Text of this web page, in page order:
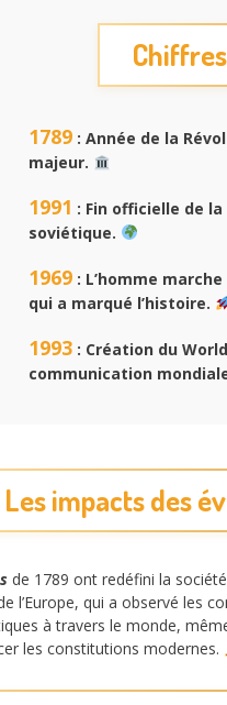
1789 : Année de la
majeur.
1991 : Fin officielle de
soviétique.
1969 : L’homme
qui a marqué l’histoire.
1993 : Création du
communication
Les impacts des
de 1789 ont redéfini la
l’Europe, qui a observé les
à travers le monde,
les constitutions modernes.